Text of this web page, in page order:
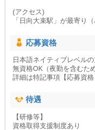
(アクセス)
「日向大束駅」が最寄り（
応募資格
日本語ネイティブレベル
無資格OK（夜勤を含むた
詳細は特記事項【応募資格
待遇
【研修等】
資格取得支援制度あり